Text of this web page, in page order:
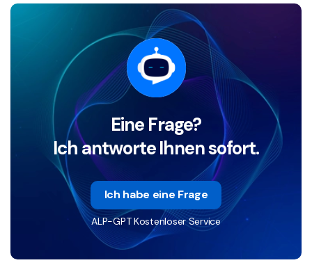
Eine Frage?
Ich antworte Ihnen sofort.
Ich habe eine Frage
ALP-GPT Kostenloser Service